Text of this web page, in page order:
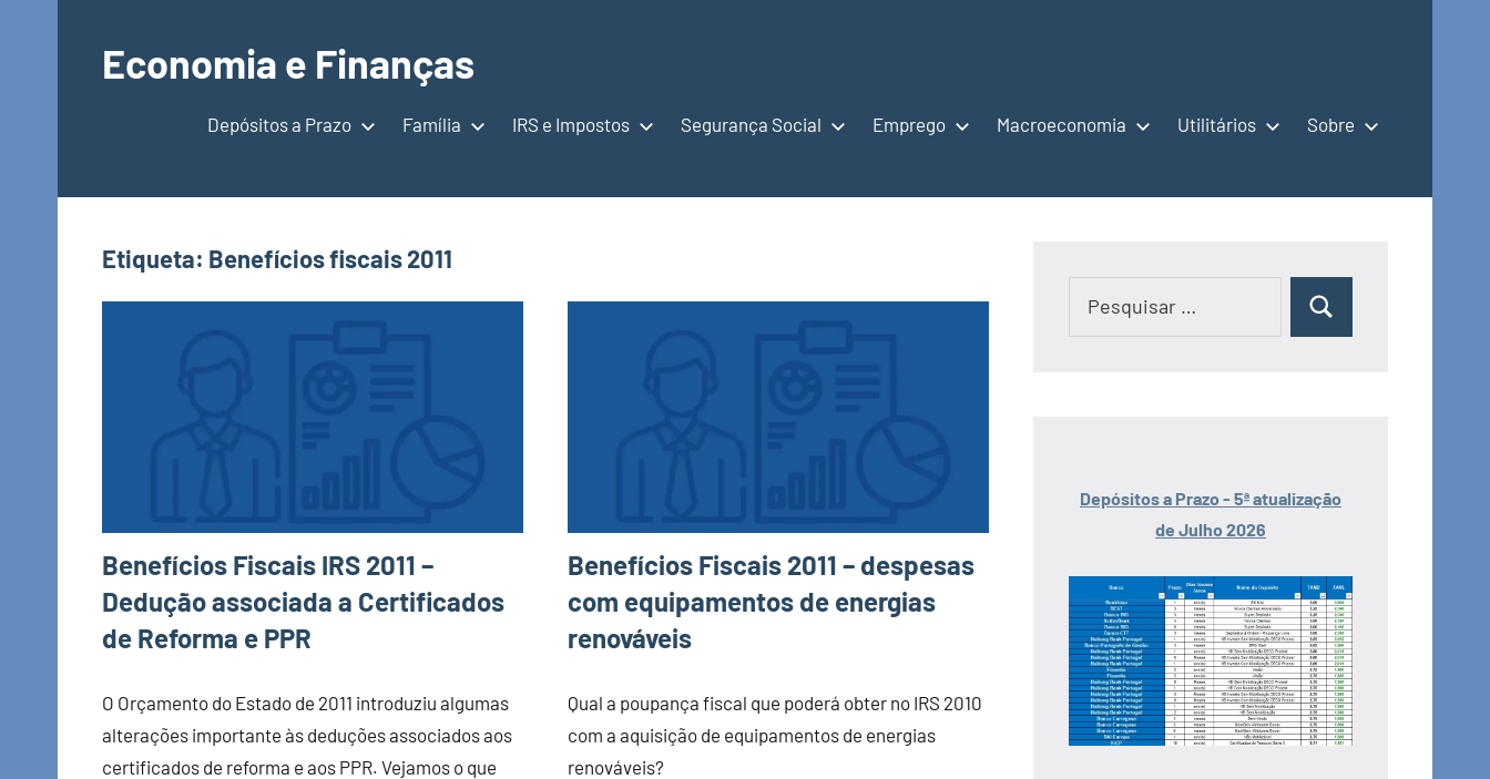
Economia e Finanças
Depósitos
Finanças
Calendários
Depósitos a Prazo Família IRS e Impostos Segurança Social Emprego Macroeconomia Utilitários Sobre
Etiqueta: Benefícios fiscais 2011
Benefícios Fiscais IRS 2011 –
Dedução associada a Certificados
de Reforma e PPR
O Orçamento do Estado de 2011 introduziu algumas
alterações importante às deduções associados aos
certificados de reforma e aos PPR. Vejamos o que
Benefícios Fiscais 2011 – despesas
com equipamentos de energias
renováveis
Qual a poupança fiscal que poderá obter no IRS 2010
com a aquisição de equipamentos de energias
renováveis?
Pesquisar
Depósitos a Prazo - 5ª atualização
de Julho 2026